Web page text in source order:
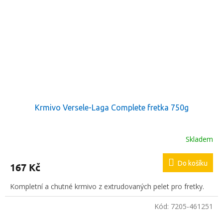
Krmivo Versele-Laga Complete fretka 750g
Skladem
167 Kč Do košíku
Kompletní a chutné krmivo z extrudovaných pelet pro fretky.
Kód: 7205-461251